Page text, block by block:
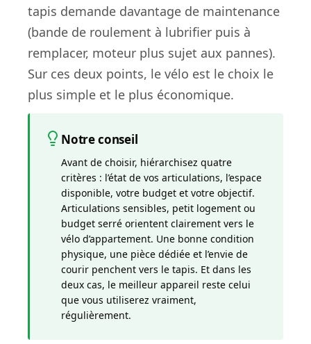
tapis demande davantage de maintenance
(bande de roulement à lubrifier puis à
remplacer, moteur plus sujet aux pannes).
Sur ces deux points, le vélo est le choix le
plus simple et le plus économique.
Notre conseil
Avant de choisir, hiérarchisez quatre
critères : l’état de vos articulations, l’espace
disponible, votre budget et votre objectif.
Articulations sensibles, petit logement ou
budget serré orientent clairement vers le
vélo d’appartement. Une bonne condition
physique, une pièce dédiée et l’envie de
courir penchent vers le tapis. Et dans les
deux cas, le meilleur appareil reste celui
que vous utiliserez vraiment,
régulièrement.